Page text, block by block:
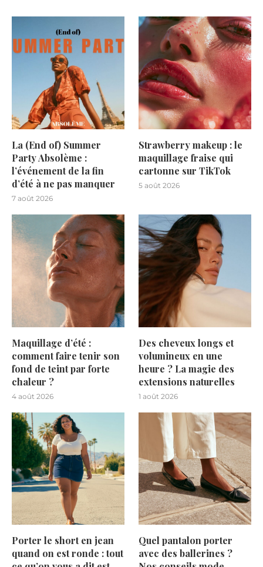
La (End of) Summer
Party Absolème :
l’événement de la fin
d’été à ne pas manquer
7 août 2026
Strawberry makeup : le
maquillage fraise qui
cartonne sur TikTok
5 août 2026
Maquillage d’été :
comment faire tenir son
fond de teint par forte
chaleur ?
4 août 2026
Des cheveux longs et
volumineux en une
heure ? La magie des
extensions naturelles
1 août 2026
Porter le short en jean
quand on est ronde : tout
Quel pantalon porter
avec des ballerines ?